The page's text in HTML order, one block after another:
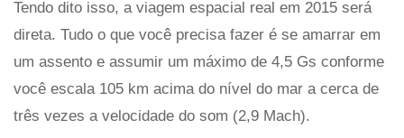
Tendo dito isso, a viagem espacial real em 2015 será
direta. Tudo o que você precisa fazer é se amarrar em
um assento e assumir um máximo de 4,5 Gs conforme
você escala 105 km acima do nível do mar a cerca de
três vezes a velocidade do som (2,9 Mach).